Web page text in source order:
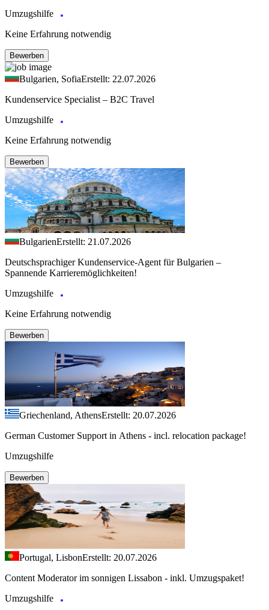
Umzugshilfe
Keine Erfahrung notwendig
Bewerben
Bulgarien, SofiaErstellt: 22.07.2026
Kundenservice Specialist – B2C Travel
Umzugshilfe
Keine Erfahrung notwendig
Bewerben
BulgarienErstellt: 21.07.2026
Deutschsprachiger Kundenservice-Agent für Bulgarien –
Spannende Karrieremöglichkeiten!
Umzugshilfe
Keine Erfahrung notwendig
Bewerben
Griechenland, AthensErstellt: 20.07.2026
German Customer Support in Athens - incl. relocation package!
Umzugshilfe
Bewerben
Portugal, LisbonErstellt: 20.07.2026
Content Moderator im sonnigen Lissabon - inkl. Umzugspaket!
Umzugshilfe